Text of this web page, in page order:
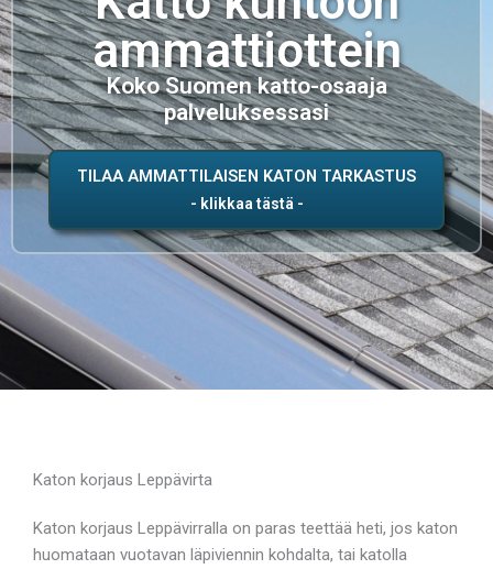
ammattiottein
Koko Suomen katto-osaaja
palveluksessasi
TILAA AMMATTILAISEN KATON TARKASTUS
Katon korjaus Leppävirta
Katon korjaus Leppävirralla on paras teettää heti, jos katon
huomataan vuotavan läpiviennin kohdalta, tai katolla